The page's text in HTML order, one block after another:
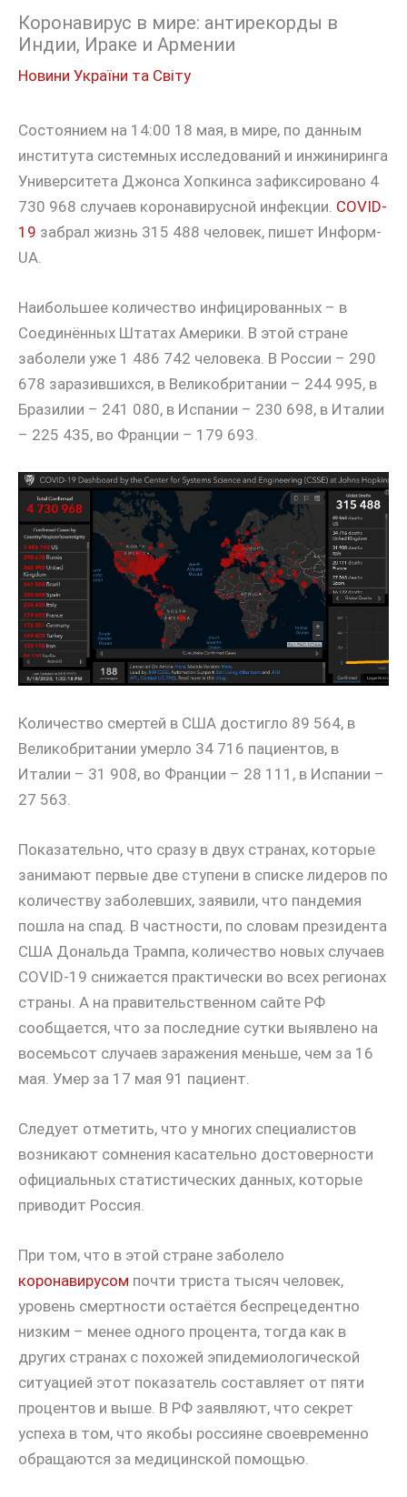
Коронавирус в мире: антирекорды в
Индии, Ираке и Армении
Новини України та Світу
Состоянием на 14:00 18 мая, в мире, по данным
института системных исследований и инжиниринга
Университета Джонса Хопкинса зафиксировано 4
730 968 случаев коронавирусной инфекции. COVID-
19 забрал жизнь 315 488 человек, пишет Информ-
UA.
Наибольшее количество инфицированных – в
Соединённых Штатах Америки. В этой стране
заболели уже 1 486 742 человека. В России – 290
678 заразившихся, в Великобритании – 244 995, в
Бразилии – 241 080, в Испании – 230 698, в Италии
– 225 435, во Франции – 179 693.
Количество смертей в США достигло 89 564, в
Великобритании умерло 34 716 пациентов, в
Италии – 31 908, во Франции – 28 111, в Испании –
27 563.
Показательно, что сразу в двух странах, которые
занимают первые две ступени в списке лидеров по
количеству заболевших, заявили, что пандемия
пошла на спад. В частности, по словам президента
США Дональда Трампа, количество новых случаев
COVID-19 снижается практически во всех регионах
страны. А на правительственном сайте РФ
сообщается, что за последние сутки выявлено на
восемьсот случаев заражения меньше, чем за 16
мая. Умер за 17 мая 91 пациент.
Следует отметить, что у многих специалистов
возникают сомнения касательно достоверности
официальных статистических данных, которые
приводит Россия.
При том, что в этой стране заболело
коронавирусом почти триста тысяч человек,
уровень смертности остаётся беспрецедентно
низким – менее одного процента, тогда как в
других странах с похожей эпидемиологической
ситуацией этот показатель составляет от пяти
процентов и выше. В РФ заявляют, что секрет
успеха в том, что якобы россияне своевременно
обращаются за медицинской помощью.